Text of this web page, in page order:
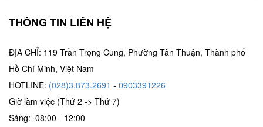
THÔNG TIN LIÊN HỆ
ĐỊA CHỈ: 119 Trần Trọng Cung, Phường Tân Thuận, Thành phố
Hồ Chí Minh, Việt Nam
HOTLINE: (028)3.873.2691 - 0903391226
Giờ làm việc (Thứ 2 -> Thứ 7)
Sáng: 08:00 - 12:00